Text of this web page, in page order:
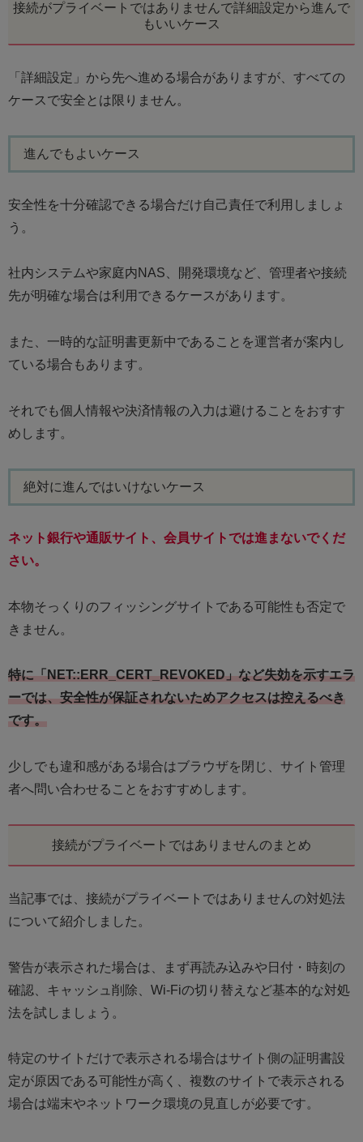
接続がプライベートではありませんで詳細設定から進んで
もいいケース
「詳細設定」から先へ進める場合がありますが、すべての
ケースで安全とは限りません。
進んでもよいケース
安全性を十分確認できる場合だけ自己責任で利用しましょ
う。
社内システムや家庭内NAS、開発環境など、管理者や接続
先が明確な場合は利用できるケースがあります。
また、一時的な証明書更新中であることを運営者が案内し
ている場合もあります。
それでも個人情報や決済情報の入力は避けることをおすす
めします。
絶対に進んではいけないケース
ネット銀行や通販サイト、会員サイトでは進まないでくだ
さい。
本物そっくりのフィッシングサイトである可能性も否定で
きません。
特に「NET::ERR_CERT_REVOKED」など失効を示すエラ
ーでは、安全性が保証されないためアクセスは控えるべき
です。
少しでも違和感がある場合はブラウザを閉じ、サイト管理
者へ問い合わせることをおすすめします。
接続がプライベートではありませんのまとめ
当記事では、接続がプライベートではありませんの対処法
について紹介しました。
警告が表示された場合は、まず再読み込みや日付・時刻の
確認、キャッシュ削除、Wi-Fiの切り替えなど基本的な対処
法を試しましょう。
特定のサイトだけで表示される場合はサイト側の証明書設
定が原因である可能性が高く、複数のサイトで表示される
場合は端末やネットワーク環境の見直しが必要です。